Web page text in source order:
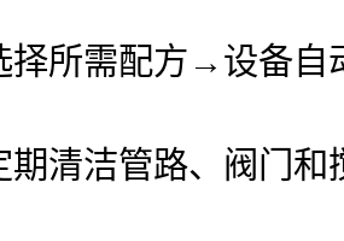
择所需配方→设备
期清洁管路、阀门